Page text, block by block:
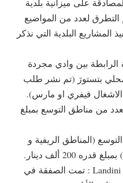
على ميزانية بلدية
2022 كما تم التطرق لعدد من المواضيع
المشاريع البلدية التي نذكر
الرابطة بين وادي مجردة
بتستورَ (تم نشر طلب
فيفري او مارس).
من مناطق التوسع بمبلغ
(المناطق الريفية و
200 ألف دينار.
4/ إقتناء عدد 02 جرارات Landini : تمت الصفقة في